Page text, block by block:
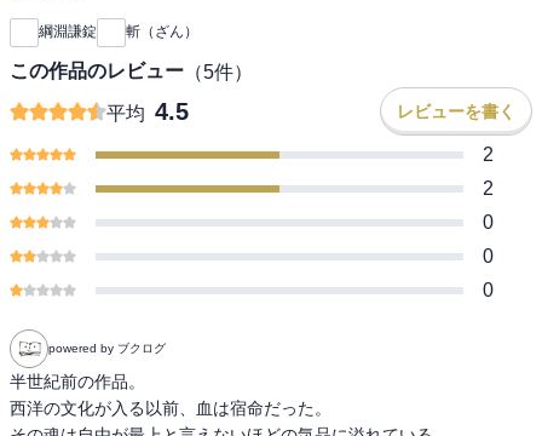
綱淵謙錠 斬（ざん）
この作品のレビュー （5件）
平均 4.5 レビューを書く
2
2
0
0
0
powered by ブクログ
半世紀前の作品。
西洋の文化が入る以前、血は宿命だった。